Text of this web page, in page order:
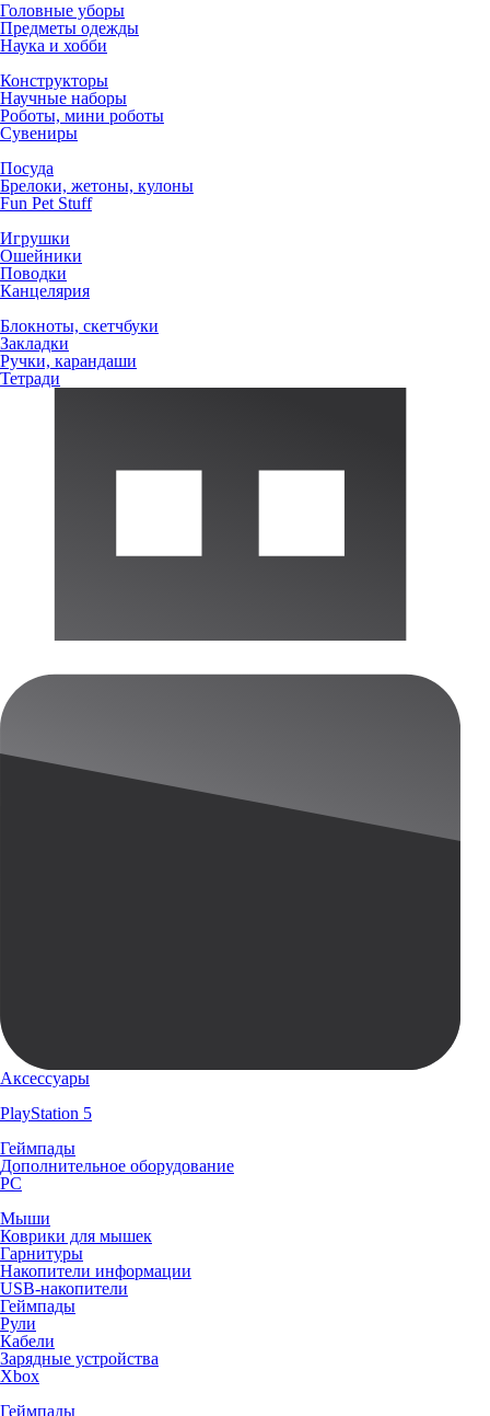
Головные уборы
Предметы одежды
Наука и хобби
Конструкторы
Научные наборы
Роботы, мини роботы
Сувениры
Посуда
Брелоки, жетоны, кулоны
Fun Pet Stuff
Игрушки
Ошейники
Поводки
Канцелярия
Блокноты, скетчбуки
Закладки
Ручки, карандаши
Тетради
Аксессуары
PlayStation 5
Геймпады
Дополнительное оборудование
PC
Мыши
Коврики для мышек
Гарнитуры
Накопители информации
USB-накопители
Геймпады
Рули
Кабели
Зарядные устройства
Xbox
Геймпады